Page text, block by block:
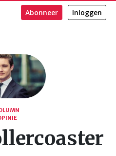
Abonneer Inloggen